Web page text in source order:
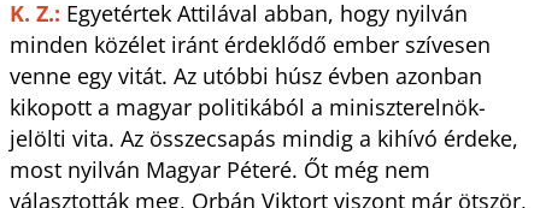
K. Z.: Egyetértek Attilával abban, hogy nyilván
minden közélet iránt érdeklődő ember szívesen
venne egy vitát. Az utóbbi húsz évben azonban
kikopott a magyar politikából a miniszter­elnök-
jelölti vita. Az összecsapás mindig a kihívó érdeke,
most nyilván Magyar Péteré. Őt még nem
választották meg, Orbán Viktort viszont már ötször,